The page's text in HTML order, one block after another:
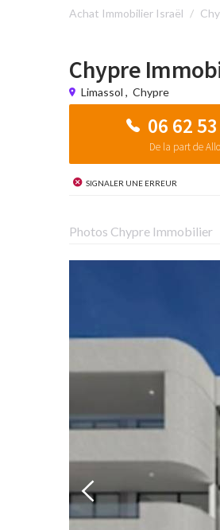
Achat Immobilier Israël
Chypre
Limassol , Chypre
De la part de
Signaler une erreur
Photos Chypre Immobilier